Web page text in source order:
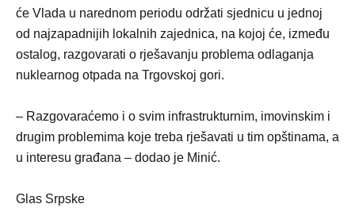
će Vlada u narednom periodu održati sjednicu u jednoj
od najzapadnijih lokalnih zajednica, na kojoj će, između
ostalog, razgovarati o rješavanju problema odlaganja
nuklearnog otpada na Trgovskoj gori.
– Razgovaraćemo i o svim infrastrukturnim, imovinskim i
drugim problemima koje treba rješavati u tim opštinama, a
u interesu građana – dodao je Minić.
Glas Srpske